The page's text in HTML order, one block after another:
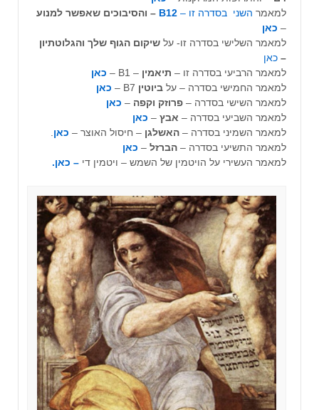
למאמר השני בסדרה זו –
– והסיבוכים שאפשר למנוע
– כאן
למאמר השלישי בסדרה זו- על שיקום הגוף שלך והגלוטתיון
– כאן
למאמר הרביעי בסדרה זו – תיאמין – B1 –
כאן
למאמר החמישי בסדרה – על ביוטין
כאן
למאמר השישי בסדרה – פרוזק וקפה – כאן
למאמר השביעי בסדרה – אבץ – כאן
למאמר השמיני בסדרה – האשלגן – חיסול האוצר – כאן
למאמר התשיעי בסדרה – הברזל – כאן
למאמר העשירי על הויטמין של השמש – ויטמין די – כאן.